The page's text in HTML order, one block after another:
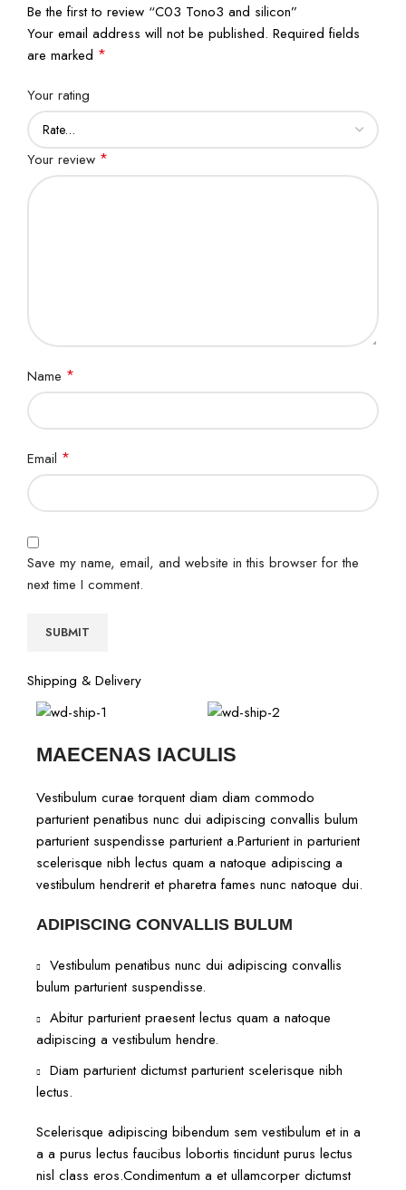
Be the first to review “C03 Tono3 and silicon”
Your email address will not be published. Required fields
are marked *
Your rating
Your review *
Name *
Email *
Save my name, email, and website in this browser for the
next time I comment.
Shipping & Delivery
MAECENAS IACULIS
Vestibulum curae torquent diam diam commodo
parturient penatibus nunc dui adipiscing convallis bulum
parturient suspendisse parturient a.Parturient in parturient
scelerisque nibh lectus quam a natoque adipiscing a
vestibulum hendrerit et pharetra fames nunc natoque dui.
ADIPISCING CONVALLIS BULUM
Vestibulum penatibus nunc dui adipiscing convallis
bulum parturient suspendisse.
Abitur parturient praesent lectus quam a natoque
adipiscing a vestibulum hendre.
Diam parturient dictumst parturient scelerisque nibh
lectus.
Scelerisque adipiscing bibendum sem vestibulum et in a
a a purus lectus faucibus lobortis tincidunt purus lectus
nisl class eros.Condimentum a et ullamcorper dictumst